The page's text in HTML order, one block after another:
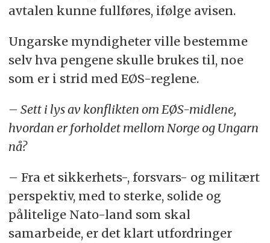
avtalen kunne fullføres, ifølge avisen.
Ungarske myndigheter ville bestemme
selv hva pengene skulle brukes til, noe
som er i strid med EØS-reglene.
– Sett i lys av konflikten om EØS-midlene,
hvordan er forholdet mellom Norge og Ungarn
nå?
– Fra et sikkerhets-, forsvars- og militært
perspektiv, med to sterke, solide og
pålitelige Nato-land som skal
samarbeide, er det klart utfordringer